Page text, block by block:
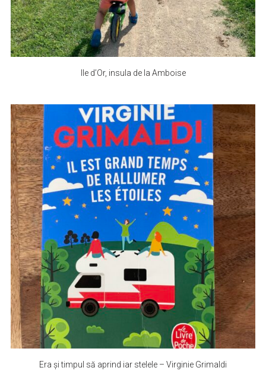
Ile d’Or, insula de la Amboise
Era și timpul să aprind iar stelele – Virginie Grimaldi